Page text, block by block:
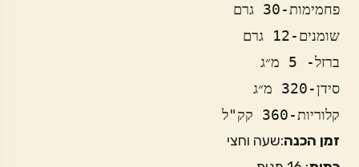
פחמימות-30 גרם
שומנים-12 גרם
ברזל- 5 מ״ג
סידן-320 מ״ג
קלוריות-360 קק"ל
זמן הכנה:שעה וחצי